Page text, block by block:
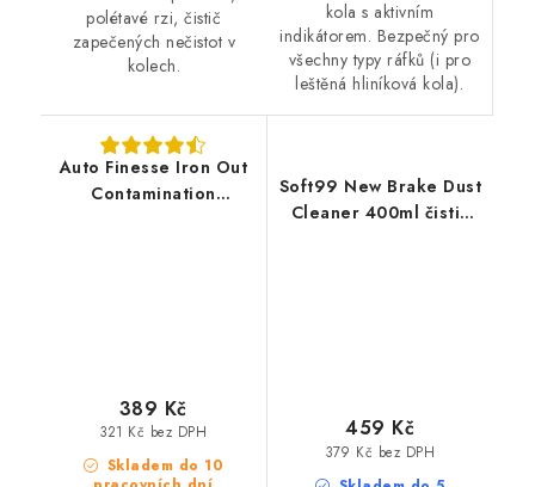
polétavé rzi, čistič
zapečených nečistot v
kolech.
kola s aktivním
indikátorem. Bezpečný pro
všechny typy ráfků (i pro
leštěná hliníková kola).
Auto Finesse Iron Out
Contamination
Skladem do 10
321 Kč bez DPH
389 Kč
Soft99 New Brake Dust
Cleaner 400ml čistič
379 Kč bez DPH
459 Kč